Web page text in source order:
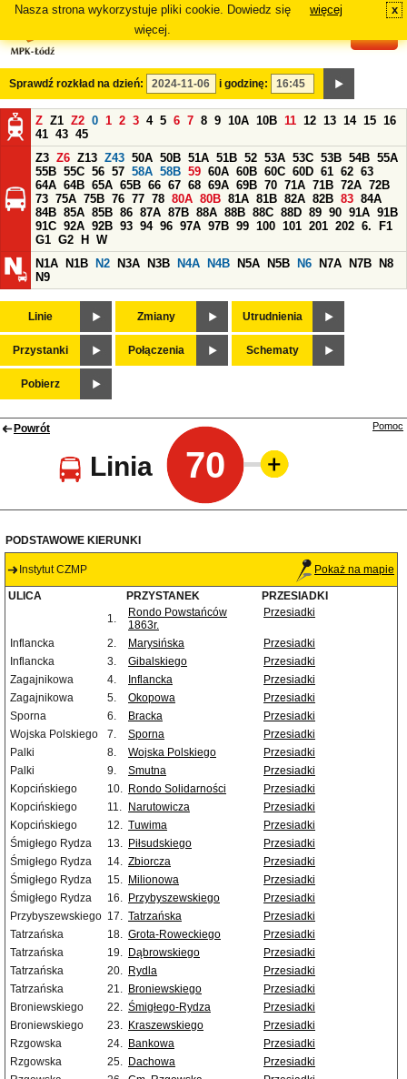
Nasza strona wykorzystuje pliki cookie. Dowiedz się
więcej.
więcej x
Sprawdź rozkład na dzień: i godzinę:
Z Z1 Z2 0 1 2 3 4 5 6 7 8 9 10A 10B 11 12 13 14 15 16
41 43 45
Z3 Z6 Z13 Z43 50A 50B 51A 51B 52 53A 53C 53B 54B 55A
55B 55C 56 57 58A 58B 59 60A 60B 60C 60D 61 62 63
64A 64B 65A 65B 66 67 68 69A 69B 70 71A 71B 72A 72B
73 75A 75B 76 77 78 80A 80B 81A 81B 82A 82B 83 84A
84B 85A 85B 86 87A 87B 88A 88B 88C 88D 89 90 91A 91B
91C 92A 92B 93 94 96 97A 97B 99 100 101 201 202 6.
F1
G1 G2 H
W
N1A
N1B N2 N3A N3B N4A N4B N5A N5B N6 N7A N7B
N8
N9
Linie Zmiany Utrudnienia
Przystanki Połączenia Schematy
Pobierz
Powrót
Linia 70
Pomoc
PODSTAWOWE KIERUNKI
Instytut CZMP Pokaż na mapie
ULICA PRZYSTANEK
PRZESIADKI
1.
Rondo Powstańców
1863r.
Przesiadki
Inflancka 2. Marysińska
Przesiadki
Inflancka
3. Gibalskiego
Przesiadki
Zagajnikowa
4. Inflancka
Przesiadki
Zagajnikowa
5. Okopowa
Przesiadki
Sporna
6. Bracka
Przesiadki
Wojska Polskiego
7. Sporna
Przesiadki
Palki
8. Wojska Polskiego
Przesiadki
Palki
9. Smutna
Przesiadki
Kopcińskiego
10. Rondo Solidarności
Przesiadki
Kopcińskiego
11. Narutowicza
Przesiadki
Kopcińskiego
12. Tuwima
Przesiadki
Śmigłego Rydza
13. Piłsudskiego
Przesiadki
Śmigłego Rydza
14. Zbiorcza
Przesiadki
Śmigłego Rydza
15. Milionowa
Przesiadki
Śmigłego Rydza
16. Przybyszewskiego
Przesiadki
Przybyszewskiego 17. Tatrzańska
Przesiadki
Tatrzańska
18. Grota-Roweckiego
Przesiadki
Tatrzańska
19. Dąbrowskiego
Przesiadki
Tatrzańska
20. Rydla
Przesiadki
Tatrzańska
21. Broniewskiego
Przesiadki
Broniewskiego
22. Śmigłego-Rydza
Przesiadki
Broniewskiego
23. Kraszewskiego
Przesiadki
Rzgowska
24. Bankowa
Przesiadki
Rzgowska
25. Dachowa
Przesiadki